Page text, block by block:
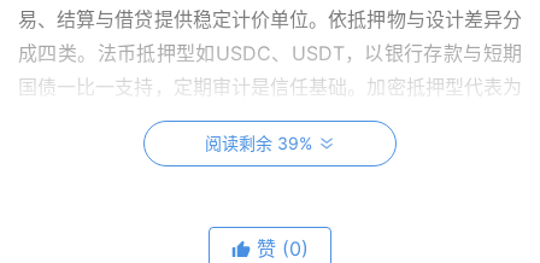
易、结算与借贷提供稳定计价单位。依抵押物与设计差异分
成四类。法币抵押型如USDC、USDT，以银行存款与短期
国债一比一支持，定期审计是信任基础。加密抵押型代表为
DAI，通过超额质押与智能合约维持锚定。商品抵押型以黄
金等实体资产为依据，适合特定场景。算法型曾在
程中，套利者通过铸造与销毁机制调整供给，让价格贴近目
阅读剩余 39%
赞 (0)